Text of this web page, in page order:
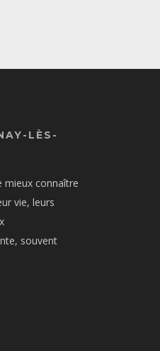
LÈS-
mieux connaître
vie, leurs
souvent